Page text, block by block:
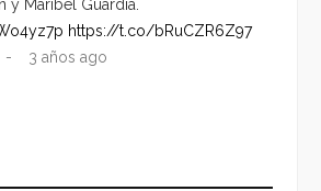
y Maribel Guardia.
https://t.co/bRuCZR6Z97
3 años ago